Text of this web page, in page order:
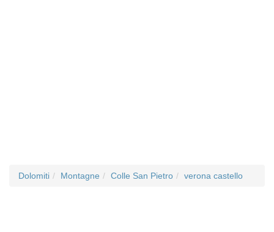
Dolomiti Montagne Colle San Pietro verona castello